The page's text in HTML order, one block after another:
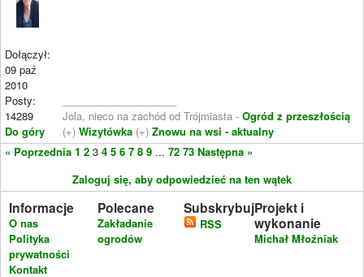
Dołączył:
09 paź
2010
Posty:
14289
Do góry
Jola, nieco na zachód od Trójmiasta - Ogród z przeszłością
(+) Wizytówka (+) Znowu na wsi - aktualny
« Poprzednia 1 2 3 4 5 6 7 8 9 ... 72 73 Następna »
Zaloguj się, aby odpowiedzieć na ten wątek
Informacje
O nas
Polityka
prywatności
Kontakt
Polecane
Zakładanie
ogrodów
Subskrybuj
RSS
Projekt i
wykonanie
Michał Młoźniak